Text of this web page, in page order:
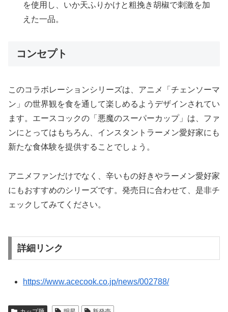
を使用し、いか天ふりかけと粗挽き胡椒で刺激を加
えた一品。
コンセプト
このコラボレーションシリーズは、アニメ「チェンソーマ
ン」の世界観を食を通して楽しめるようデザインされてい
ます。エースコックの「悪魔のスーパーカップ」は、ファ
ンにとってはもちろん、インスタントラーメン愛好家にも
新たな食体験を提供することでしょう。
アニメファンだけでなく、辛いもの好きやラーメン愛好家
にもおすすめのシリーズです。発売日に合わせて、是非チ
ェックしてみてください。
詳細リンク
https://www.acecook.co.jp/news/002788/